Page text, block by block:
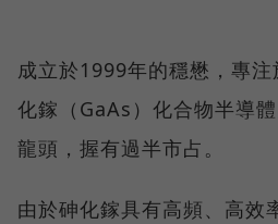
成立於1999年的穩懋，專
化鎵（GaAs）化合物半導
龍頭，握有過半市占。
由於砷化鎵具有高頻、高效